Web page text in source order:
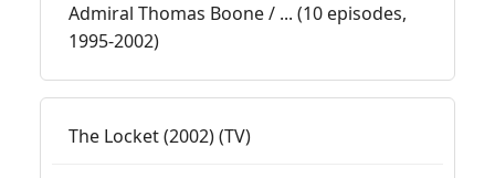
Admiral Thomas Boone / ... (10 episodes,
1995-2002)
The Locket (2002) (TV)